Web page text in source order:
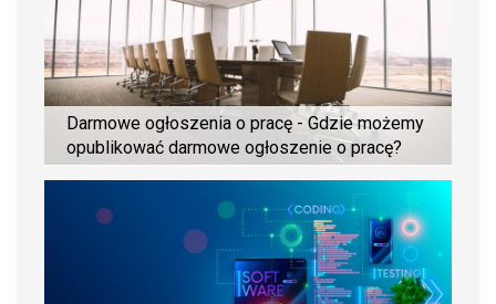
Darmowe ogłoszenia o pracę - Gdzie możemy
opublikować darmowe ogłoszenie o pracę?